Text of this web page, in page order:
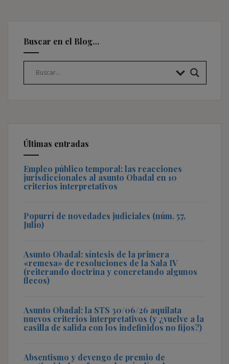
Buscar en el Blog…
Últimas entradas
Empleo público temporal: las reacciones
jurisdiccionales al asunto Obadal en 10
criterios interpretativos
Popurrí de novedades judiciales (núm. 57,
Julio)
Asunto Obadal: síntesis de la primera
«remesa» de resoluciones de la Sala IV
(reiterando doctrina y concretando algunos
flecos)
Asunto Obadal: la STS 30/06/26 aquilata
nuevos criterios interpretativos (y ¿vuelve a la
casilla de salida con los indefinidos no fijos?)
Absentismo y devengo de premio de